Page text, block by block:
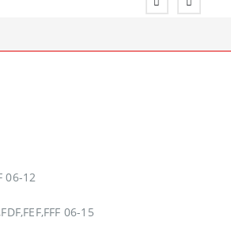
06-12
06-15